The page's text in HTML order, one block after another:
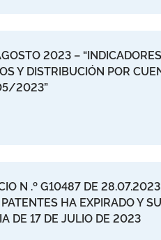
2023 –
Y DISTRIBUCIÓN POR
2023”
N .º G10487 DE
HA EXPIRADO Y
DE 17 DE JULIO DE 2023